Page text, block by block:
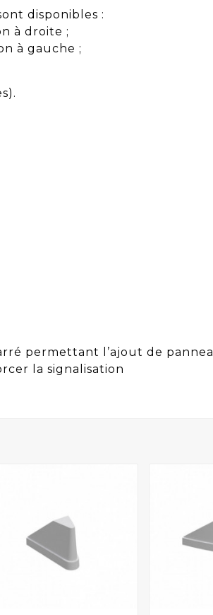
disponibles :
à droite ;
à gauche ;
permettant l’ajout de
la signalisation